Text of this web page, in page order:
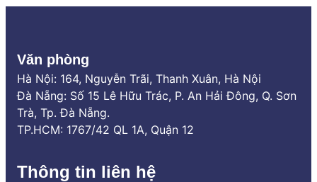
Văn phòng
Hà Nội: 164, Nguyễn Trãi, Thanh Xuân, Hà Nội
Đà Nẵng: Số 15 Lê Hữu Trác, P. An Hải Đông, Q. Sơn
Trà, Tp. Đà Nẵng.
TP.HCM: 1767/42 QL 1A, Quận 12
Thông tin liên hệ